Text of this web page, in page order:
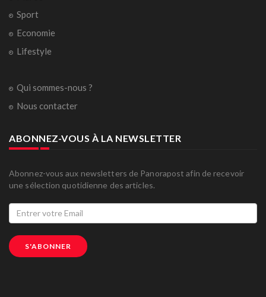
Sport
Economie
Lifestyle
Qui sommes-nous ?
Nous contacter
ABONNEZ-VOUS À LA NEWSLETTER
Abonnez-vous aux newsletters de Panorapost afin de recevoir
une sélection quotidienne des articles.
S'ABONNER